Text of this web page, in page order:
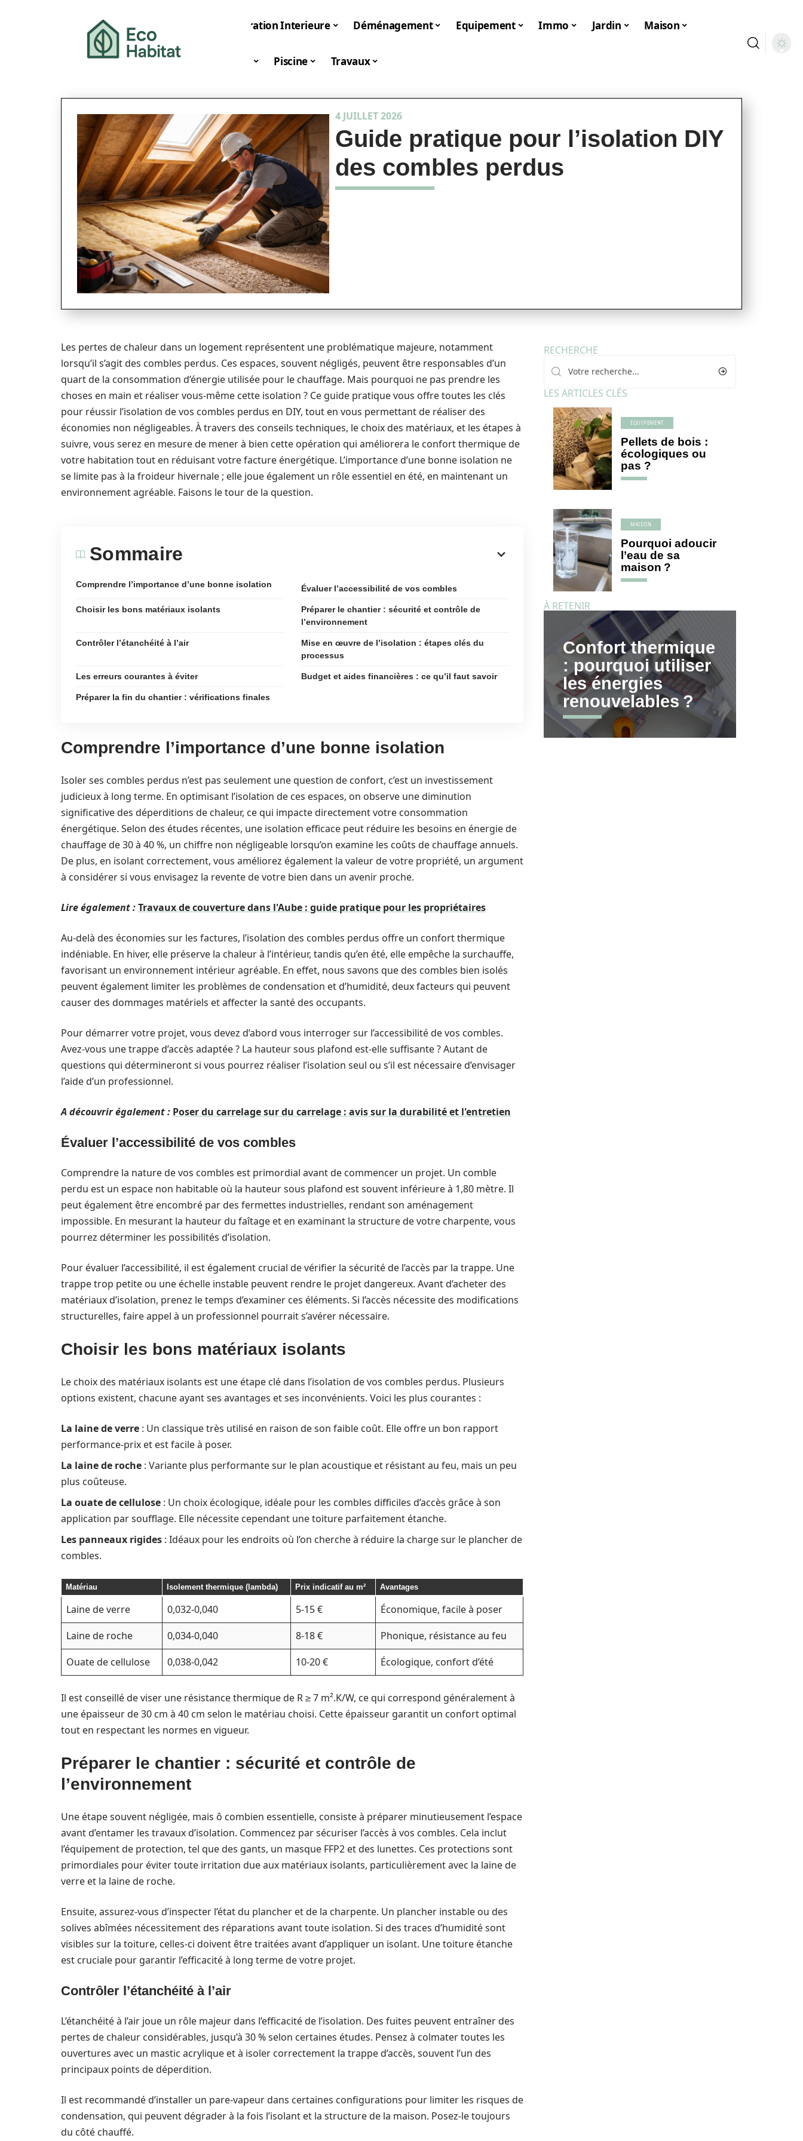
Décoration Interieure Déménagement Equipement Immo Jardin Maison
Piscine Travaux
4 JUILLET 2026
Guide pratique pour l’isolation DIY
des combles perdus
Les pertes de chaleur dans un logement représentent une problématique majeure, notamment
lorsqu’il s’agit des combles perdus. Ces espaces, souvent négligés, peuvent être responsables d’un
quart de la consommation d’énergie utilisée pour le chauffage. Mais pourquoi ne pas prendre les
choses en main et réaliser vous-même cette isolation ? Ce guide pratique vous offre toutes les clés
pour réussir l’isolation de vos combles perdus en DIY, tout en vous permettant de réaliser des
économies non négligeables. À travers des conseils techniques, le choix des matériaux, et les étapes à
suivre, vous serez en mesure de mener à bien cette opération qui améliorera le confort thermique de
votre habitation tout en réduisant votre facture énergétique. L’importance d’une bonne isolation ne
se limite pas à la froideur hivernale ; elle joue également un rôle essentiel en été, en maintenant un
environnement agréable. Faisons le tour de la question.
Sommaire
Comprendre l’importance d’une bonne isolation Évaluer l’accessibilité de vos combles
Choisir les bons matériaux isolants
Préparer le chantier : sécurité et contrôle de
l’environnement
Contrôler l’étanchéité à l’air
Mise en œuvre de l’isolation : étapes clés du
processus
Les erreurs courantes à éviter Budget et aides financières : ce qu’il faut savoir
Préparer la fin du chantier : vérifications finales
Comprendre l’importance d’une bonne isolation
Isoler ses combles perdus n’est pas seulement une question de confort, c’est un investissement
judicieux à long terme. En optimisant l’isolation de ces espaces, on observe une diminution
significative des déperditions de chaleur, ce qui impacte directement votre consommation
énergétique. Selon des études récentes, une isolation efficace peut réduire les besoins en énergie de
chauffage de 30 à 40 %, un chiffre non négligeable lorsqu’on examine les coûts de chauffage annuels.
De plus, en isolant correctement, vous améliorez également la valeur de votre propriété, un argument
à considérer si vous envisagez la revente de votre bien dans un avenir proche.
Lire également :Travaux de couverture dans l'Aube : guide pratique pour les propriétaires
Au-delà des économies sur les factures, l’isolation des combles perdus offre un confort thermique
indéniable. En hiver, elle préserve la chaleur à l’intérieur, tandis qu’en été, elle empêche la surchauffe,
favorisant un environnement intérieur agréable. En effet, nous savons que des combles bien isolés
peuvent également limiter les problèmes de condensation et d’humidité, deux facteurs qui peuvent
causer des dommages matériels et affecter la santé des occupants.
Pour démarrer votre projet, vous devez d’abord vous interroger sur l’accessibilité de vos combles.
Avez-vous une trappe d’accès adaptée ? La hauteur sous plafond est-elle suffisante ? Autant de
questions qui détermineront si vous pourrez réaliser l’isolation seul ou s’il est nécessaire d’envisager
l’aide d’un professionnel.
A découvrir également : Poser du carrelage sur du carrelage : avis sur la durabilité et l'entretien
Évaluer l’accessibilité de vos combles
Comprendre la nature de vos combles est primordial avant de commencer un projet. Un comble
perdu est un espace non habitable où la hauteur sous plafond est souvent inférieure à 1,80 mètre. Il
peut également être encombré par des fermettes industrielles, rendant son aménagement
impossible. En mesurant la hauteur du faîtage et en examinant la structure de votre charpente, vous
pourrez déterminer les possibilités d’isolation.
Pour évaluer l’accessibilité, il est également crucial de vérifier la sécurité de l’accès par la trappe. Une
trappe trop petite ou une échelle instable peuvent rendre le projet dangereux. Avant d’acheter des
matériaux d’isolation, prenez le temps d’examiner ces éléments. Si l’accès nécessite des modifications
structurelles, faire appel à un professionnel pourrait s’avérer nécessaire.
Choisir les bons matériaux isolants
Le choix des matériaux isolants est une étape clé dans l’isolation de vos combles perdus. Plusieurs
options existent, chacune ayant ses avantages et ses inconvénients. Voici les plus courantes :
La laine de verre : Un classique très utilisé en raison de son faible coût. Elle offre un bon rapport
performance-prix et est facile à poser.
La laine de roche : Variante plus performante sur le plan acoustique et résistant au feu, mais un peu
plus coûteuse.
La ouate de cellulose : Un choix écologique, idéale pour les combles difficiles d’accès grâce à son
application par soufflage. Elle nécessite cependant une toiture parfaitement étanche.
Les panneaux rigides : Idéaux pour les endroits où l’on cherche à réduire la charge sur le plancher de
combles.
Matériau Isolement thermique (lambda) Prix indicatif au m² Avantages
Laine de verre 0,032-0,040 5-15 €
Économique, facile à poser
Laine de roche
0,034-0,040 8-18 €
Phonique, résistance au feu
Ouate de cellulose
0,038-0,042 10-20 € Écologique, confort d’été
Il est conseillé de viser une résistance thermique de R ≥ 7 m².K/W, ce qui correspond généralement à
une épaisseur de 30 cm à 40 cm selon le matériau choisi. Cette épaisseur garantit un confort optimal
tout en respectant les normes en vigueur.
Préparer le chantier : sécurité et contrôle de
l’environnement
Une étape souvent négligée, mais ô combien essentielle, consiste à préparer minutieusement l’espace
avant d’entamer les travaux d’isolation. Commencez par sécuriser l’accès à vos combles. Cela inclut
l’équipement de protection, tel que des gants, un masque FFP2 et des lunettes. Ces protections sont
primordiales pour éviter toute irritation due aux matériaux isolants, particulièrement avec la laine de
verre et la laine de roche.
Ensuite, assurez-vous d’inspecter l’état du plancher et de la charpente. Un plancher instable ou des
solives abîmées nécessitement des réparations avant toute isolation. Si des traces d’humidité sont
visibles sur la toiture, celles-ci doivent être traitées avant d’appliquer un isolant. Une toiture étanche
est cruciale pour garantir l’efficacité à long terme de votre projet.
Contrôler l’étanchéité à l’air
L’étanchéité à l’air joue un rôle majeur dans l’efficacité de l’isolation. Des fuites peuvent entraîner des
pertes de chaleur considérables, jusqu’à 30 % selon certaines études. Pensez à colmater toutes les
ouvertures avec un mastic acrylique et à isoler correctement la trappe d’accès, souvent l’un des
principaux points de déperdition.
Il est recommandé d’installer un pare-vapeur dans certaines configurations pour limiter les risques de
condensation, qui peuvent dégrader à la fois l’isolant et la structure de la maison. Posez-le toujours
du côté chauffé.
RECHERCHE
LES ARTICLES CLÉS
EQUIPEMENT
Pellets de bois :
écologiques ou
pas ?
MAISON
Pourquoi adoucir
l’eau de sa
maison ?
À RETENIR
Confort thermique
: pourquoi utiliser
les énergies
renouvelables ?